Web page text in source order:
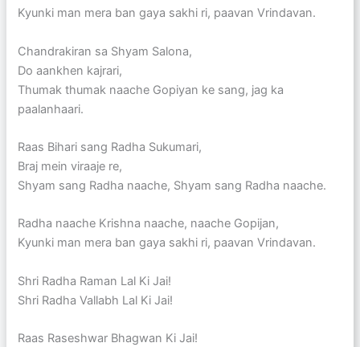
Kyunki man mera ban gaya sakhi ri, paavan Vrindavan.
Chandrakiran sa Shyam Salona,
Do aankhen kajrari,
Thumak thumak naache Gopiyan ke sang, jag ka
paalanhaari.
Raas Bihari sang Radha Sukumari,
Braj mein viraaje re,
Shyam sang Radha naache, Shyam sang Radha naache.
Radha naache Krishna naache, naache Gopijan,
Kyunki man mera ban gaya sakhi ri, paavan Vrindavan.
Shri Radha Raman Lal Ki Jai!
Shri Radha Vallabh Lal Ki Jai!
Raas Raseshwar Bhagwan Ki Jai!